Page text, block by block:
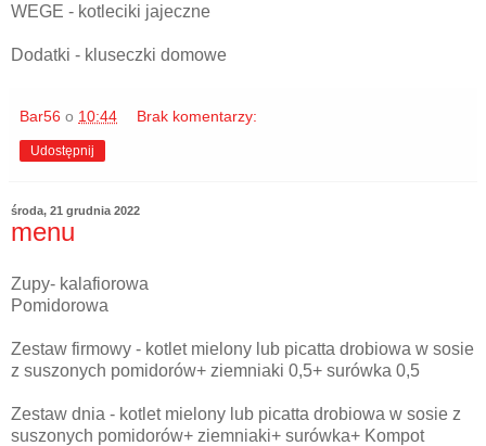
WEGE - kotleciki jajeczne
Dodatki - kluseczki domowe
Bar56 o 10:44 Brak komentarzy:
Udostępnij
środa, 21 grudnia 2022
menu
Zupy- kalafiorowa
Pomidorowa
Zestaw firmowy - kotlet mielony lub picatta drobiowa w sosie
z suszonych pomidorów+ ziemniaki 0,5+ surówka 0,5
Zestaw dnia - kotlet mielony lub picatta drobiowa w sosie z
suszonych pomidorów+ ziemniaki+ surówka+ Kompot